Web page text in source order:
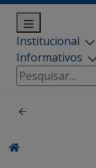
Institucional
Informativos
Pesquisar
por: